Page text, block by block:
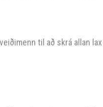
til að skrá allan